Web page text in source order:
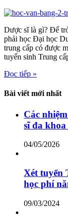
Dược sĩ là gì? Để
phải học Đại học
trung cấp có được
tuyển sinh Trung
Đọc tiếp »
Bài viết mới nhất
Các
sĩ đa
04/05/2026
Xét tuyển
học phí
09/03/2024